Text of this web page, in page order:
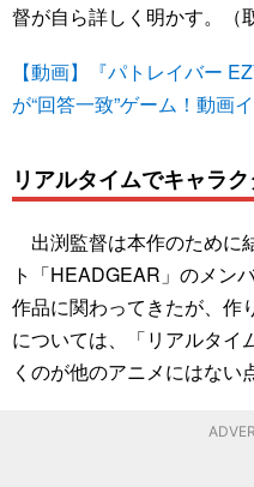
督が自ら詳しく明かす。（
【動画】『パトレイバー
が“回答一致”ゲーム！動画
リアルタイムでキャラ
出渕監督は本作のために
ト「HEADGEAR」のメン
作品に関わってきたが、作
については、「リアルタイ
くのが他のアニメにはない